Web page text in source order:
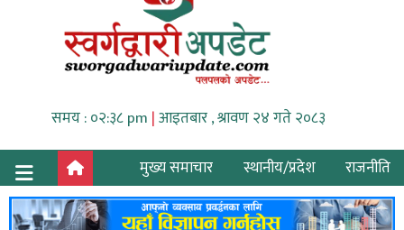
समय : ०२:३८ pm |आइतबार , श्रावण २४ गते २०८३
मुख्य समाचार
स्थानीय/प्रदेश राजनीति